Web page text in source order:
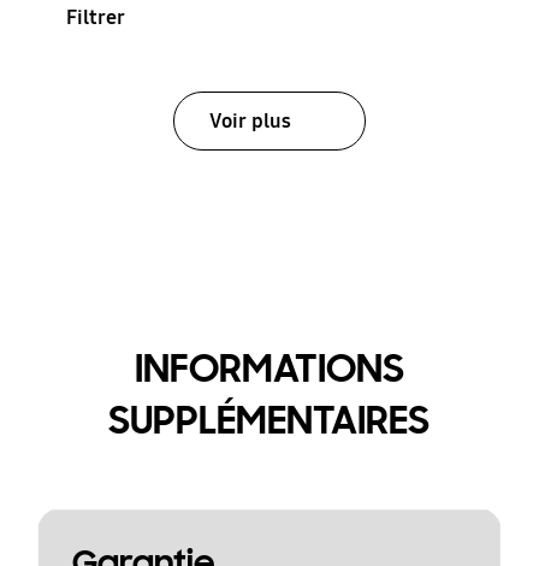
Filtrer
Voir plus
INFORMATIONS
SUPPLÉMENTAIRES